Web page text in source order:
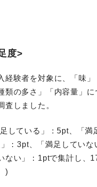
度>
経験者を対象に、「味」
類の多さ」「内容量」に
査しました。
している」：5pt、「満
：3pt、「満足していな
ない」：1ptで集計し、
)